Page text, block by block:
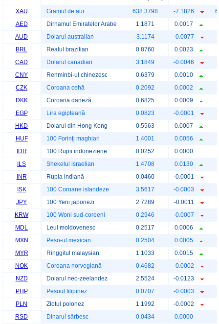
XAU Gramul de aur 638.3798 -7.1826
AED
Dirhamul Emiratelor Arabe 1.1871 0.0017
AUD
Dolarul australian 3.1174 -0.0077
BRL
Realul brazilian 0.8760 0.0023
CAD
Dolarul canadian 3.1849 -0.0046
CNY
Renminbi-ul chinezesc 0.6379 0.0010
CZK
Coroana cehă 0.2092 0.0002
DKK
Coroana daneză 0.6825 0.0009
EGP
Lira egipteană 0.0823 -0.0001
HKD
Dolarul din Hong Kong 0.5563 0.0007
HUF
100 Forinţi maghiari 1.4001 0.0056
IDR
100 Rupii indoneziene 0.0252 0.0000
ILS
Shekelul israelian 1.4708 0.0130
INR
Rupia indiană 0.0460 -0.0001
ISK
100 Coroane islandeze 3.5617 -0.0003
JPY
100 Yeni japonezi 2.7289 -0.0011
KRW
100 Woni sud-coreeni 0.2946 -0.0007
MDL
Leul moldovenesc 0.2517 0.0006
MXN
Peso-ul mexican 0.2504 0.0005
MYR
Ringgitul malaysian 1.1033 0.0015
NOK
Coroana norvegiană 0.4682 -0.0002
NZD
Dolarul neo-zeelandez 2.5524 -0.0123
PHP
Pesoul filipinez 0.0707 -0.0003
PLN
Zlotul polonez 1.1992 -0.0002
RSD
Dinarul sârbesc 0.0434 0.0000